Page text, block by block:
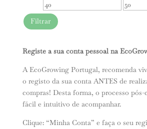
Preço
mínimo
Preço
Filtrar
Registe a sua conta pessoal na
A EcoGrowing Portugal, recomenda
o registo da sua conta ANTES de
compras! Desta forma, o processo pós-
fácil e intuitivo de acompanhar.
Clique: “Minha Conta” e faça o seu